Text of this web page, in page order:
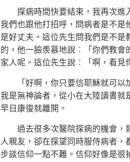
探病時間快要結束，我再次進入
我們也跟他打招呼，問病者是不是
是好丈夫。這位先生問我們是不
的，他一臉羨慕地說︰「你們教
家人呢。這位先生說︰「啊，看見
「好啊，你只要信耶穌就可以加
我是無神論者，從小在大陸讀書就
早日康復就離開。
過去很多次醫院探病的機會，
人親友，卻在探望同時服侍病者
步談信仰一點不難。信仰好像是